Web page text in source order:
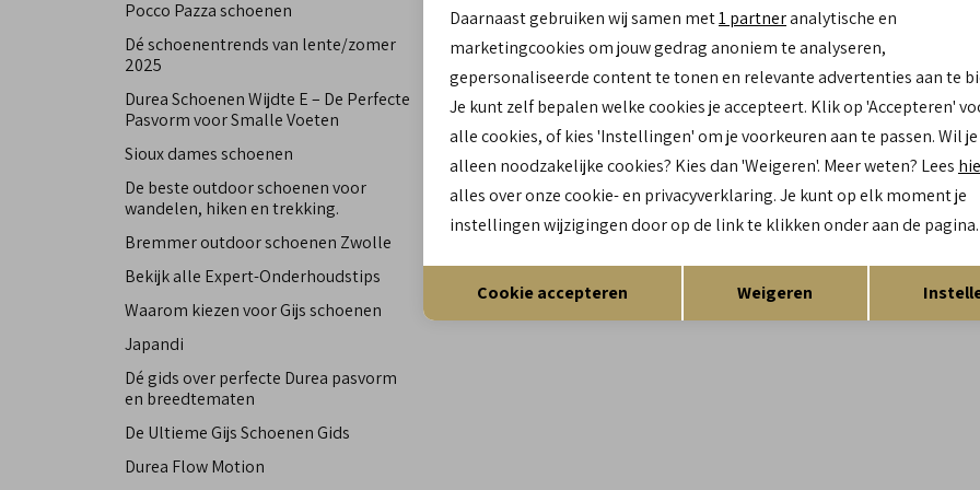
Pocco Pazza schoenen
Dé schoenentrends van lente/zomer
2025
Durea Schoenen Wijdte E – De Perfecte
Pasvorm voor Smalle Voeten
Sioux dames schoenen
De beste outdoor schoenen voor
wandelen, hiken en trekking.
Bremmer outdoor schoenen Zwolle
Bekijk alle Expert-Onderhoudstips
Waarom kiezen voor Gijs schoenen
Japandi
Dé gids over perfecte Durea pasvorm
en breedtematen
De Ultieme Gijs Schoenen Gids
Durea Flow Motion
winkelin Waddinxveen of Zwolle en wij helpen u graag verder met advies
Terug
Terug Opslaan
Daarnaast gebruiken wij samen met1 partneranalytische en
marketingcookies om jouw gedrag anoniem te analyseren,
gepersonaliseerde content te tonen en relevante advertenties aan te
Je kunt zelf bepalen welke cookies je accepteert. Klik op 'Accepteren'
alle cookies, of kies 'Instellingen' om je voorkeuren aan te passen. Wil je
alleen noodzakelijke cookies? Kies dan 'Weigeren'. Meer weten? Lees
alles over onze cookie- en privacyverklaring. Je kunt op elk moment je
instellingen wijzigingen door op de link te klikken onder aan de pagina.
Cookie accepteren Weigeren